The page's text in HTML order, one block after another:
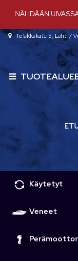
NÄHDÄÄN
Telakkakatu 5, Lahti /
Käytetyt
Veneet